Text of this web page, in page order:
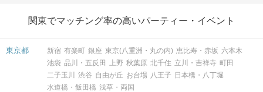
関東でマッチング率の高いパーティー・イベント
東京都 新宿 有楽町 銀座 東京(八重洲・丸の内) 恵比寿・赤坂 六本木
池袋 品川・五反田 上野 秋葉原 北千住 立川・吉祥寺 町田
二子玉川
渋谷 自由が丘 お台場 八王子 日本橋・八丁堀
水道橋・飯田橋 浅草・両国